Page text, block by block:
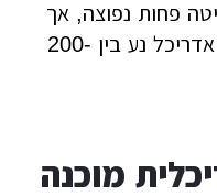
פחות נפוצה, אך
קיימת. מחיר שעת עבודה של אדריכל נע בין 200-
מוכנה